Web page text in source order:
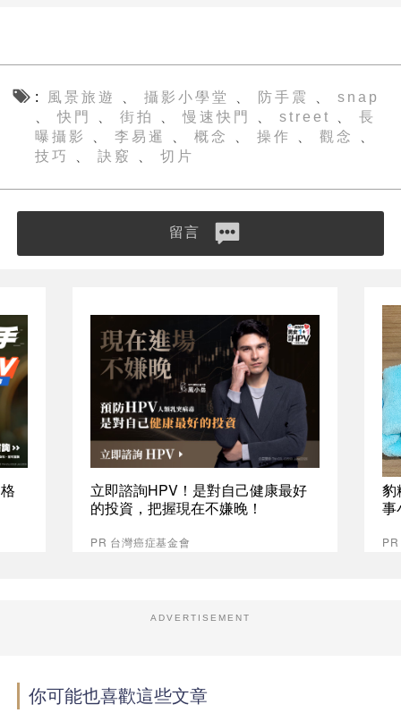
風景旅遊 、 攝影小學堂 、 防手震 、 snap
、快門 、街拍 、 慢速快門 、 street 、 長
曝攝影
、李易暹 、 概念 、 操作 、 觀念 、
技巧 、訣竅 、 切片
留言
立即諮詢HPV！是對自己健康最好
的投資，把握現在不嫌晚！
PR 台灣癌症基金會
豹
事
ADVERTISEMENT
你可能也喜歡這些文章